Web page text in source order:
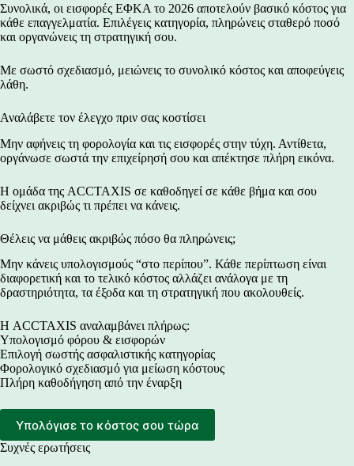
Συνολικά, οι εισφορές ΕΦΚΑ το 2026 αποτελούν βασικό κόστος για
κάθε επαγγελματία. Επιλέγεις κατηγορία, πληρώνεις σταθερό ποσό
και οργανώνεις τη στρατηγική σου.
Με σωστό σχεδιασμό, μειώνεις το συνολικό κόστος και αποφεύγεις
λάθη.
Αναλάβετε τον έλεγχο πριν σας κοστίσει
Μην αφήνεις τη φορολογία και τις εισφορές στην τύχη. Αντίθετα,
οργάνωσε σωστά την επιχείρησή σου και απέκτησε πλήρη εικόνα.
Η ομάδα της ACCTAXIS σε καθοδηγεί σε κάθε βήμα και σου
δείχνει ακριβώς τι πρέπει να κάνεις.
Θέλεις να μάθεις ακριβώς πόσο θα πληρώνεις;
Μην κάνεις υπολογισμούς “στο περίπου”. Κάθε περίπτωση είναι
διαφορετική και το τελικό κόστος αλλάζει ανάλογα με τη
δραστηριότητα, τα έξοδα και τη στρατηγική που ακολουθείς.
Η ACCTAXIS αναλαμβάνει πλήρως:
Υπολογισμό φόρου & εισφορών
Επιλογή σωστής ασφαλιστικής κατηγορίας
Φορολογικό σχεδιασμό για μείωση κόστους
Πλήρη καθοδήγηση από την έναρξη
Υπολόγισε το κόστος σου τώρα
Συχνές ερωτήσεις